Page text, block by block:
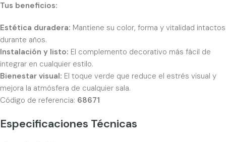
Tus beneficios:
Estética duradera: Mantiene su color, forma y vitalidad intactos
durante años.
Instalación y listo: El complemento decorativo más fácil de
integrar en cualquier estilo.
Bienestar visual: El toque verde que reduce el estrés visual y
mejora la atmósfera de cualquier sala.
Código de referencia: 68671
Especificaciones Técnicas